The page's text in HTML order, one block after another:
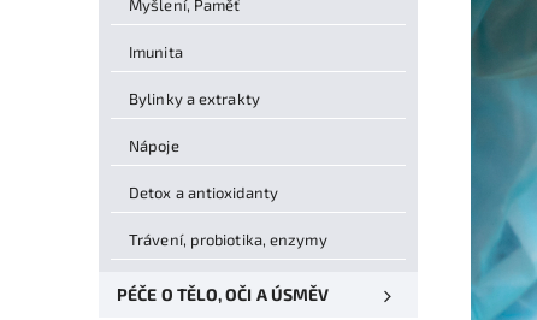
Myšlení, Paměť
Imunita
Bylinky a extrakty
Nápoje
Detox a antioxidanty
Trávení, probiotika, enzymy
PÉČE O TĚLO, OČI A ÚSMĚV